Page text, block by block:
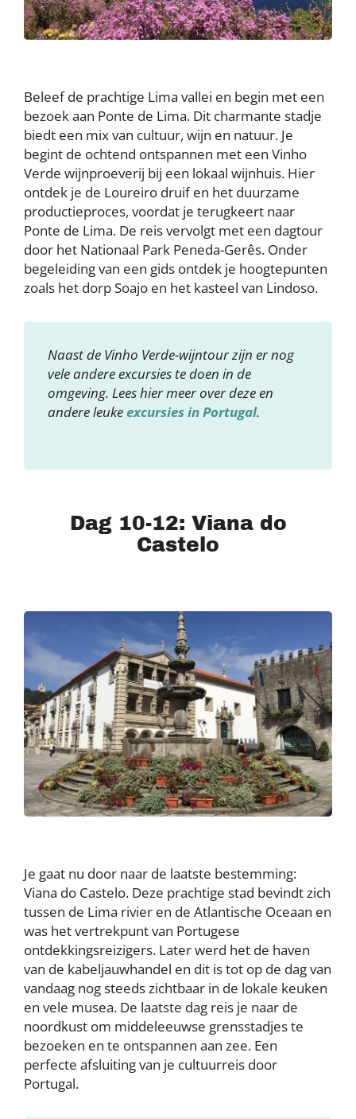
Beleef de prachtige Lima vallei en begin met een
bezoek aan Ponte de Lima. Dit charmante stadje
biedt een mix van cultuur, wijn en natuur. Je
begint de ochtend ontspannen met een Vinho
Verde wijnproeverij bij een lokaal wijnhuis. Hier
ontdek je de Loureiro druif en het duurzame
productieproces, voordat je terugkeert naar
Ponte de Lima. De reis vervolgt met een dagtour
door het Nationaal Park Peneda-Gerês. Onder
begeleiding van een gids ontdek je hoogtepunten
zoals het dorp Soajo en het kasteel van Lindoso.
Naast de Vinho Verde-wijntour zijn er nog
vele andere excursies te doen in de
omgeving. Lees hier meer over deze en
andere leukeexcursies in Portugal.
Dag 10-12: Viana do
Castelo
Je gaat nu door naar de laatste bestemming:
Viana do Castelo. Deze prachtige stad bevindt zich
tussen de Lima rivier en de Atlantische Oceaan en
was het vertrekpunt van Portugese
ontdekkingsreizigers. Later werd het de haven
van de kabeljauwhandel en dit is tot op de dag van
vandaag nog steeds zichtbaar in de lokale keuken
en vele musea. De laatste dag reis je naar de
noordkust om middeleeuwse grensstadjes te
bezoeken en te ontspannen aan zee. Een
perfecte afsluiting van je cultuurreis door
Portugal.